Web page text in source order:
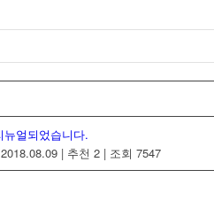
뉴얼되었습니다.
2018.08.09 | 추천 2 | 조회 7547